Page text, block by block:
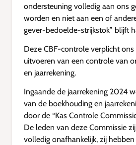
ondersteuning volledig aan ons
worden en niet aan een of
gever-bedoelde-strijkstok” blijft
Deze CBF-controle verplicht
uitvoeren van een controle van
en jaarrekening.
Ingaande de jaarrekening 2024
van de boekhouding en
door de “Kas Controle
De leden van deze Commissie
volledig onafhankelijk, zij